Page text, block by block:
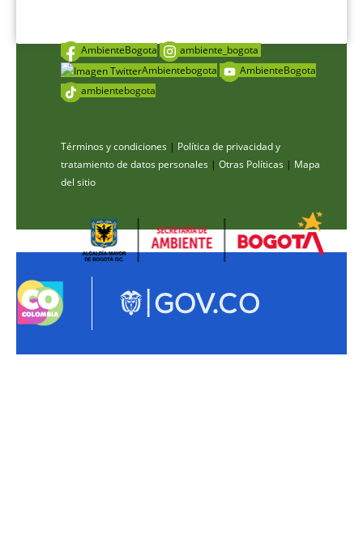
AmbienteBogota
ambiente_bogota
Ambientebogota
AmbienteBogota
ambientebogota
Términos y condiciones | Política de privacidad y
tratamiento de datos personales | Otras Políticas | Mapa
del sitio